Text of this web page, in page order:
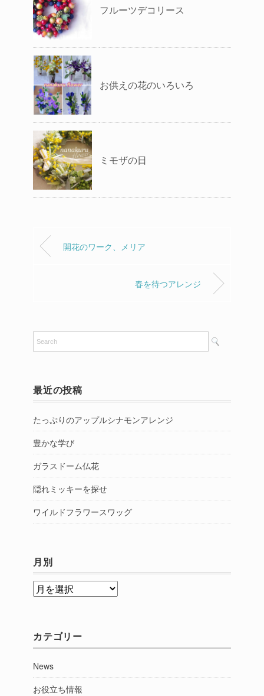
フルーツデコリース
お供えの花のいろいろ
ミモザの日
開花のワーク、メリア
春を待つアレンジ
最近の投稿
たっぷりのアップルシナモンアレンジ
豊かな学び
ガラスドーム仏花
隠れミッキーを探せ
ワイルドフラワースワッグ
月別
月
カテゴリー
News
お役立ち情報